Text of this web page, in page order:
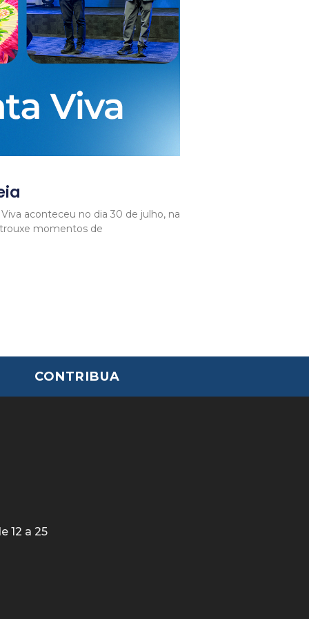
aconteceu no dia 30 de julho, na
momentos de
CONTRIBUA
12 a 25